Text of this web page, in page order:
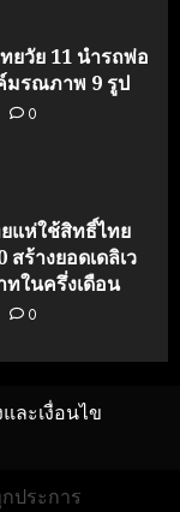
ยวัย 11 นำรถพ่อ
มรณภาพ 9 รูป
0
แห่ใช้สิทธิ์ไทย
ร้างยอดเดลิเว
ทในครึ่งเดือน
0
ละเงื่อนไข
ประการ